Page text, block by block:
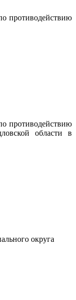
противодействию
противодействию
области в
округа